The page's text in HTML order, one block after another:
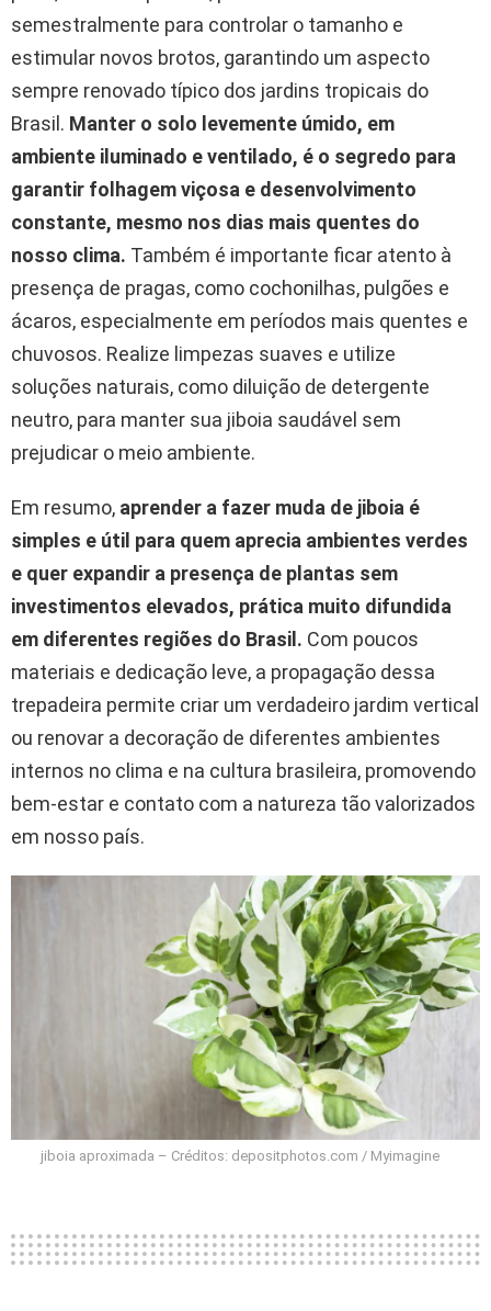
semestralmente para controlar o tamanho e
estimular novos brotos, garantindo um aspecto
sempre renovado típico dos jardins tropicais do
Brasil. Manter o solo levemente úmido, em
ambiente iluminado e ventilado, é o segredo para
garantir folhagem viçosa e desenvolvimento
constante, mesmo nos dias mais quentes do
nosso clima. Também é importante ficar atento à
presença de pragas, como cochonilhas, pulgões e
ácaros, especialmente em períodos mais quentes e
chuvosos. Realize limpezas suaves e utilize
soluções naturais, como diluição de detergente
neutro, para manter sua jiboia saudável sem
prejudicar o meio ambiente.
Em resumo, aprender a fazer muda de jiboia é
simples e útil para quem aprecia ambientes verdes
e quer expandir a presença de plantas sem
investimentos elevados, prática muito difundida
em diferentes regiões do Brasil. Com poucos
materiais e dedicação leve, a propagação dessa
trepadeira permite criar um verdadeiro jardim vertical
ou renovar a decoração de diferentes ambientes
internos no clima e na cultura brasileira, promovendo
bem-estar e contato com a natureza tão valorizados
em nosso país.
jiboia aproximada – Créditos: depositphotos.com / Myimagine